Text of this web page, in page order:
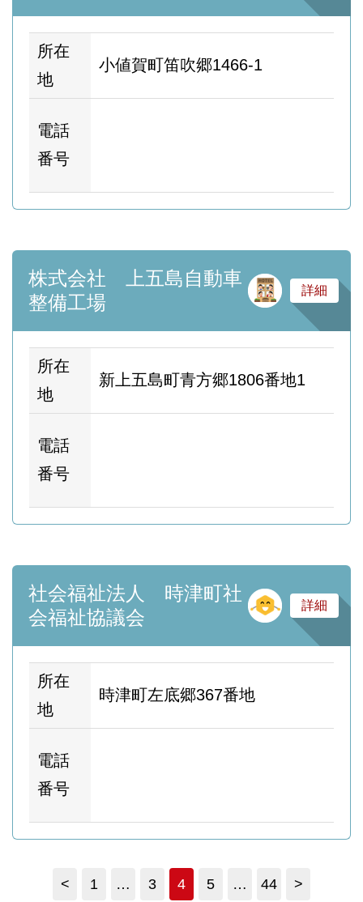
所在
地
小値賀町笛吹郷1466-1
電話
番号
株式会社 上五島自動車
整備工場
サ
詳細
所在
地
新上五島町青方郷1806番地1
電話
番号
社会福祉法人 時津町社
会福祉協議会
そ
詳細
所在
地
時津町左底郷367番地
電話
番号
< 1 … 3 4 5 … 44 >